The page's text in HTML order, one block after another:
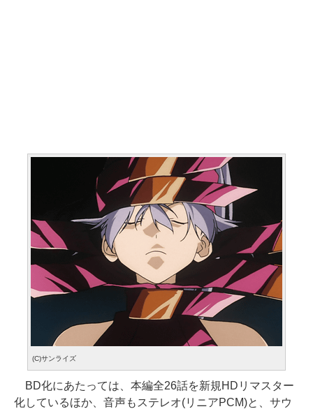
(C)サンライズ
BD化にあたっては、本編全26話を新規HDリマスター
化しているほか、音声もステレオ(リニアPCM)と、サウ